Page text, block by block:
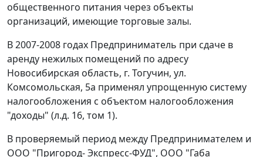
общественного питания через объекты
организаций, имеющие торговые залы.
В 2007-2008 годах Предприниматель при сдаче в
аренду нежилых помещений по адресу
Новосибирская область, г. Тогучин, ул.
Комсомольская, 5а применял упрощенную систему
налогообложения с объектом налогообложения
"доходы" (л.д. 16, том 1).
В проверяемый период между Предпринимателем и
ООО "Пригород- Экспресс-ФУД", ООО "Габа